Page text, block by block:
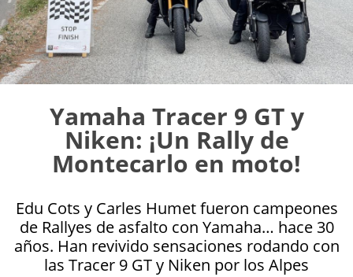
Yamaha Tracer 9 GT y
Niken: ¡Un Rally de
Montecarlo en moto!
Edu Cots y Carles Humet fueron campeones
de Rallyes de asfalto con Yamaha… hace 30
años. Han revivido sensaciones rodando con
las Tracer 9 GT y Niken por los Alpes